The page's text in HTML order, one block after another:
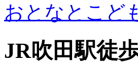
おとなとこど
JR吹田駅徒